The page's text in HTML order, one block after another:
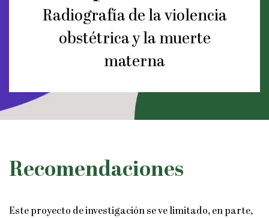
Radiografía de la violencia
obstétrica y la muerte
materna
Recomendaciones
Este proyecto de investigación se ve limitado, en parte,